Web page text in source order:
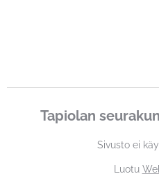
Tapiolan
Sivusto ei
Luotu